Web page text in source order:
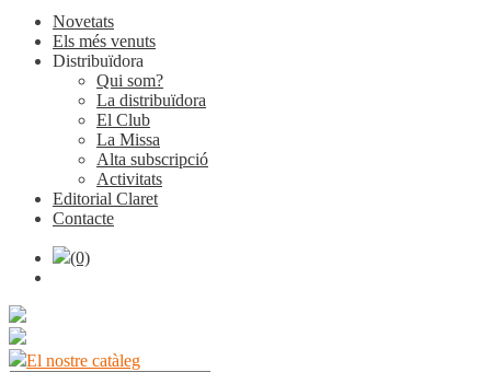
Novetats
Els més venuts
Distribuïdora
Qui som?
La distribuïdora
El Club
La Missa
Alta subscripció
Activitats
Editorial Claret
Contacte
(0)
El nostre catàleg